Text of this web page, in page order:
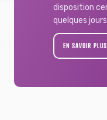
disposition
quelques jours
EN SAVOIR PLUS